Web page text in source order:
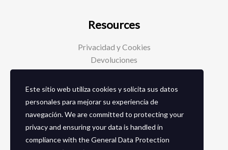
Resources
Privacidad y Cookies
Devoluciones
Social Media
Facebook
Instagram
Este sitio web utiliza cookies y solicita sus datos
personales para mejorar su experiencia de
navegación. We are committed to protecting your
privacy and ensuring your data is handled in
compliance with theGeneral Data Protection